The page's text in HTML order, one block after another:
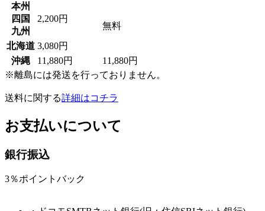
本州
四国
九州
2,200円
無料
北海道 3,080円
沖縄
11,880円 11,880円
※離島には発送を行っておりません。
送料に関する詳細はコチラ
お支払いについて
銀行振込
3％ポイントバック